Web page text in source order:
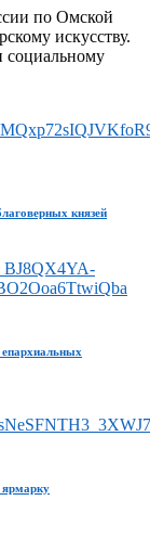
по Омской
искусству.
социальному
князей
ярмарку